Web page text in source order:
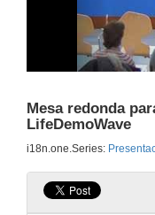
Mesa redonda
LifeDemoWave
i18n.one.Series: